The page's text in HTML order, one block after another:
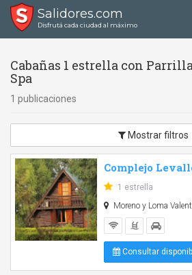
Salidores.com
Disfrutá cada ciudad al máximo
Cabañas 1 estrella con
Spa
1 publicaciones
Mostrar filtros
Complejo
1 estrella
Moreno y Loma
Consultar